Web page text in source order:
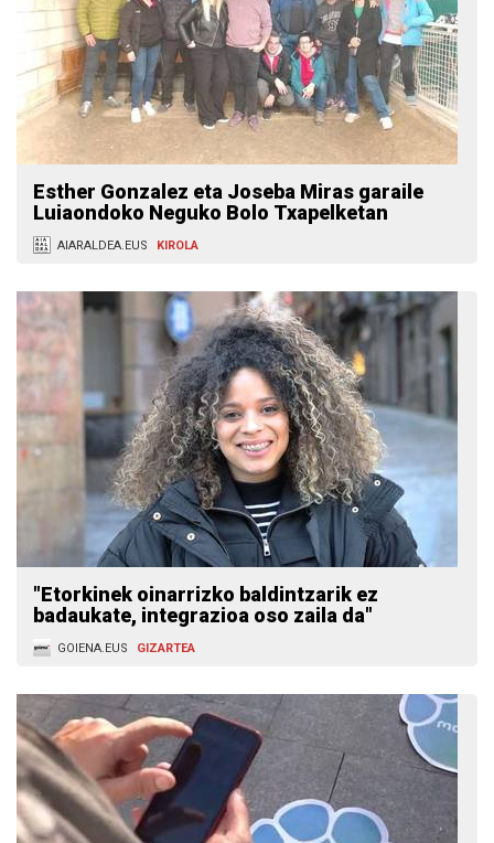
Esther Gonzalez eta Joseba Miras garaile
Luiaondoko Neguko Bolo Txapelketan
AIARALDEA.EUS KIROLA
"Etorkinek oinarrizko baldintzarik ez
badaukate, integrazioa oso zaila da"
GOIENA.EUS GIZARTEA